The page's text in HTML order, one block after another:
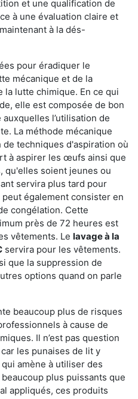
et une qualification de
à une évaluation claire et
à la dés-
pour éradiquer le
mécanique et de la
la lutte chimique. En ce qui
elle est composée de bon
l’utilisation de
La méthode mécanique
techniques d'aspiration où
à aspirer les œufs ainsi que
qu'elles soient jeunes ou
servira plus tard pour
également consister en
congélation. Cette
près de 72 heures est
vêtements. Le lavage à la
servira pour les vêtements.
que la suppression de
options quand on parle
beaucoup plus de risques
à cause de
Il n’est pas question
les punaises de lit y
amène à utiliser des
plus puissants que
appliqués, ces produits